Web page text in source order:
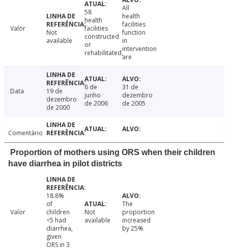
Valor
Not
available
58
health
facilities
constructed
or
rehabilitated,
All
health
facilities
function
in
intervention
are
Data
19 de
dezembro
de 2000
6 de
junho
de 2006
31 de
dezembro
de 2005
Comentário
Proportion of mothers using ORS when their children
have diarrhea in pilot districts
Valor
18.8%
of
children
<5 had
diarrhea,
given
ORS in 3
Not
available
The
proportion
increased
by 25%